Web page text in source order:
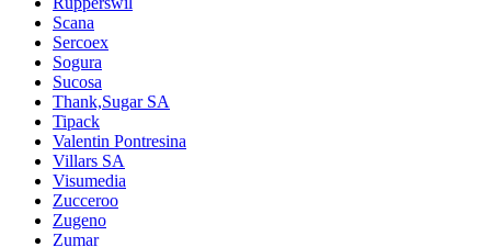
Scana
Sercoex
Sogura
Sucosa
Thank,Sugar SA
Tipack
Valentin Pontresina
Villars SA
Visumedia
Zucceroo
Zugeno
Zumar